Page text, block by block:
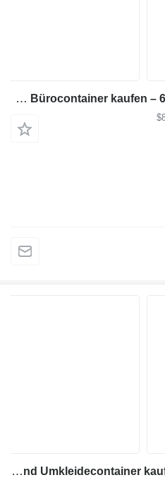
Module-T Bürocontainer kaufen – 600 × 240 cm, 14,4 m² | NEU
Module-T Sanitär- und Umkleidecontainer kaufen – 600 × 240 cm, 14,4 m² |